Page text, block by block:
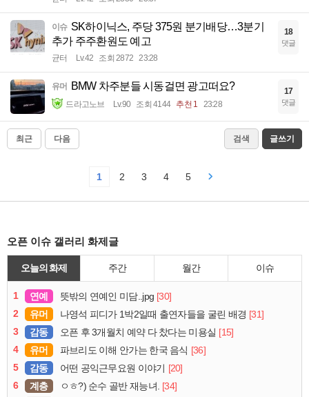
이슈 SK하이닉스, 주당 375원 분기배당…3분기
추가 주주환원도 예고
균터 Lv.42 조회 2872 23:28
18
댓글
유머 BMW 차주분들 시동걸면 광고떠요?
드라고노브 Lv.90 조회 4144 추천 1 23:28
17
댓글
최근 다음 검색 글쓰기
1 2 3 4 5
오픈 이슈 갤러리 화제글
오늘의 화제 주간 월간 이슈
1 연예 뜻밖의 연예인 미담..jpg [30]
2
유머 나영석 피디가 1박2일때 출연자들을 굴린 배경 [31]
3
감동 오픈 후 3개월치 예약 다 찼다는 미용실 [15]
4
유머 파브리도 이해 안가는 한국 음식 [36]
5
감동 어떤 공익근무요원 이야기
[20]
6
계층 ㅇㅎ?) 순수 골반 재능녀. [34]